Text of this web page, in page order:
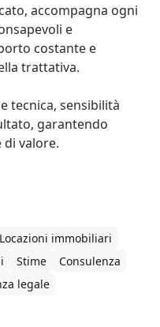
accompagna ogni
e
costante e
trattativa.
tecnica, sensibilità
garantendo
di valore.
Locazioni immobiliari
Stime
Consulenza
legale